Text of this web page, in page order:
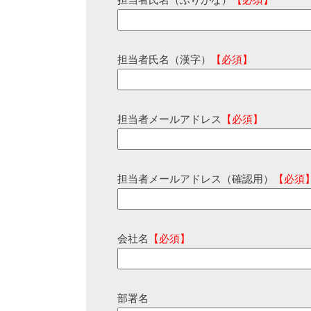
担当者氏名（漢字） 【必須】
担当者メールアドレス 【必須】
担当者メールアドレス（確認用） 【必須
会社名 【必須】
部署名